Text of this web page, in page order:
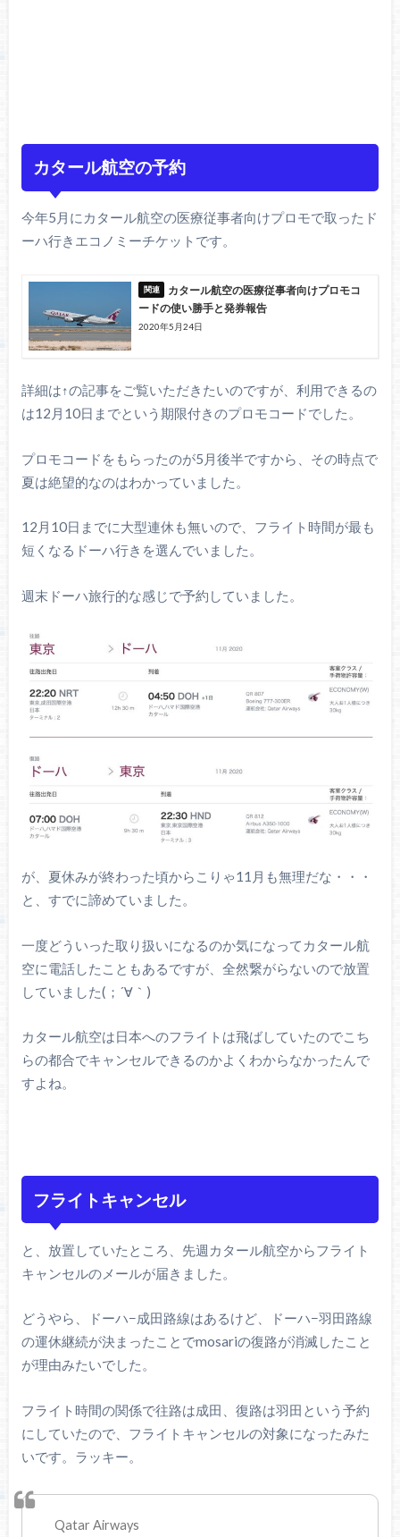
カタール航空の予約
今年5月にカタール航空の医療従事者向けプロモで取ったド
ーハ行きエコノミーチケットです。
カタール航空の医療従事者向けプロモコ
ードの使い勝手と発券報告
2020年5月24日
詳細は↑の記事をご覧いただきたいのですが、利用できるの
は12月10日までという期限付きのプロモコードでした。
プロモコードをもらったのが5月後半ですから、その時点で
夏は絶望的なのはわかっていました。
12月10日までに大型連休も無いので、フライト時間が最も
短くなるドーハ行きを選んでいました。
週末ドーハ旅行的な感じで予約していました。
が、夏休みが終わった頃からこりゃ11月も無理だな・・・
と、すでに諦めていました。
一度どういった取り扱いになるのか気になってカタール航
空に電話したこともあるですが、全然繋がらないので放置
していました(；´∀｀)
カタール航空は日本へのフライトは飛ばしていたのでこち
らの都合でキャンセルできるのかよくわからなかったんで
すよね。
フライトキャンセル
と、放置していたところ、先週カタール航空からフライト
キャンセルのメールが届きました。
どうやら、ドーハ−成田路線はあるけど、ドーハ−羽田路線
の運休継続が決まったことでmosariの復路が消滅したこと
が理由みたいでした。
フライト時間の関係で往路は成田、復路は羽田という予約
にしていたので、フライトキャンセルの対象になったみた
いです。ラッキー。
Qatar Airways